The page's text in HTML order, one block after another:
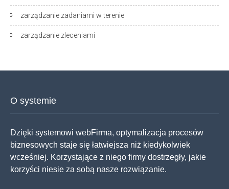
zarządzanie zadaniami w terenie
zarządzanie zleceniami
O systemie
Dzięki systemowi webFirma, optymalizacja procesów
biznesowych staje się łatwiejsza niż kiedykolwiek
wcześniej. Korzystające z niego firmy dostrzegły, jakie
korzyści niesie za sobą nasze rozwiązanie.